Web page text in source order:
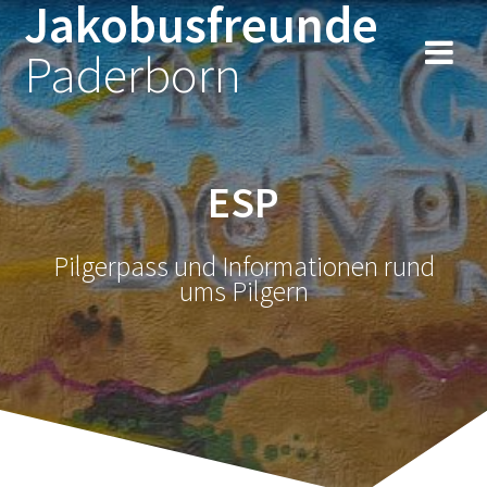
Zum
Inhalt
springen
Jakobusfreunde
Paderborn
ESP
Pilgerpass und Informationen rund
ums Pilgern